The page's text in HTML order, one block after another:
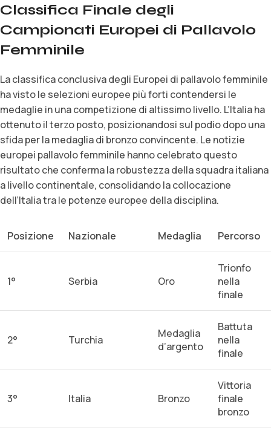
Classifica Finale degli
Campionati Europei di Pallavolo
Femminile
La classifica conclusiva degli Europei di pallavolo femminile
ha visto le selezioni europee più forti contendersi le
medaglie in una competizione di altissimo livello. L’Italia ha
ottenuto il terzo posto, posizionandosi sul podio dopo una
sfida per la medaglia di bronzo convincente. Le notizie
europei pallavolo femminile hanno celebrato questo
risultato che conferma la robustezza della squadra italiana
a livello continentale, consolidando la collocazione
dell’Italia tra le potenze europee della disciplina.
Posizione Nazionale Medaglia Percorso
1° Serbia Oro
Trionfo
nella
finale
2° Turchia
Medaglia
d’argento
Battuta
nella
finale
3° Italia Bronzo
Vittoria
finale
bronzo